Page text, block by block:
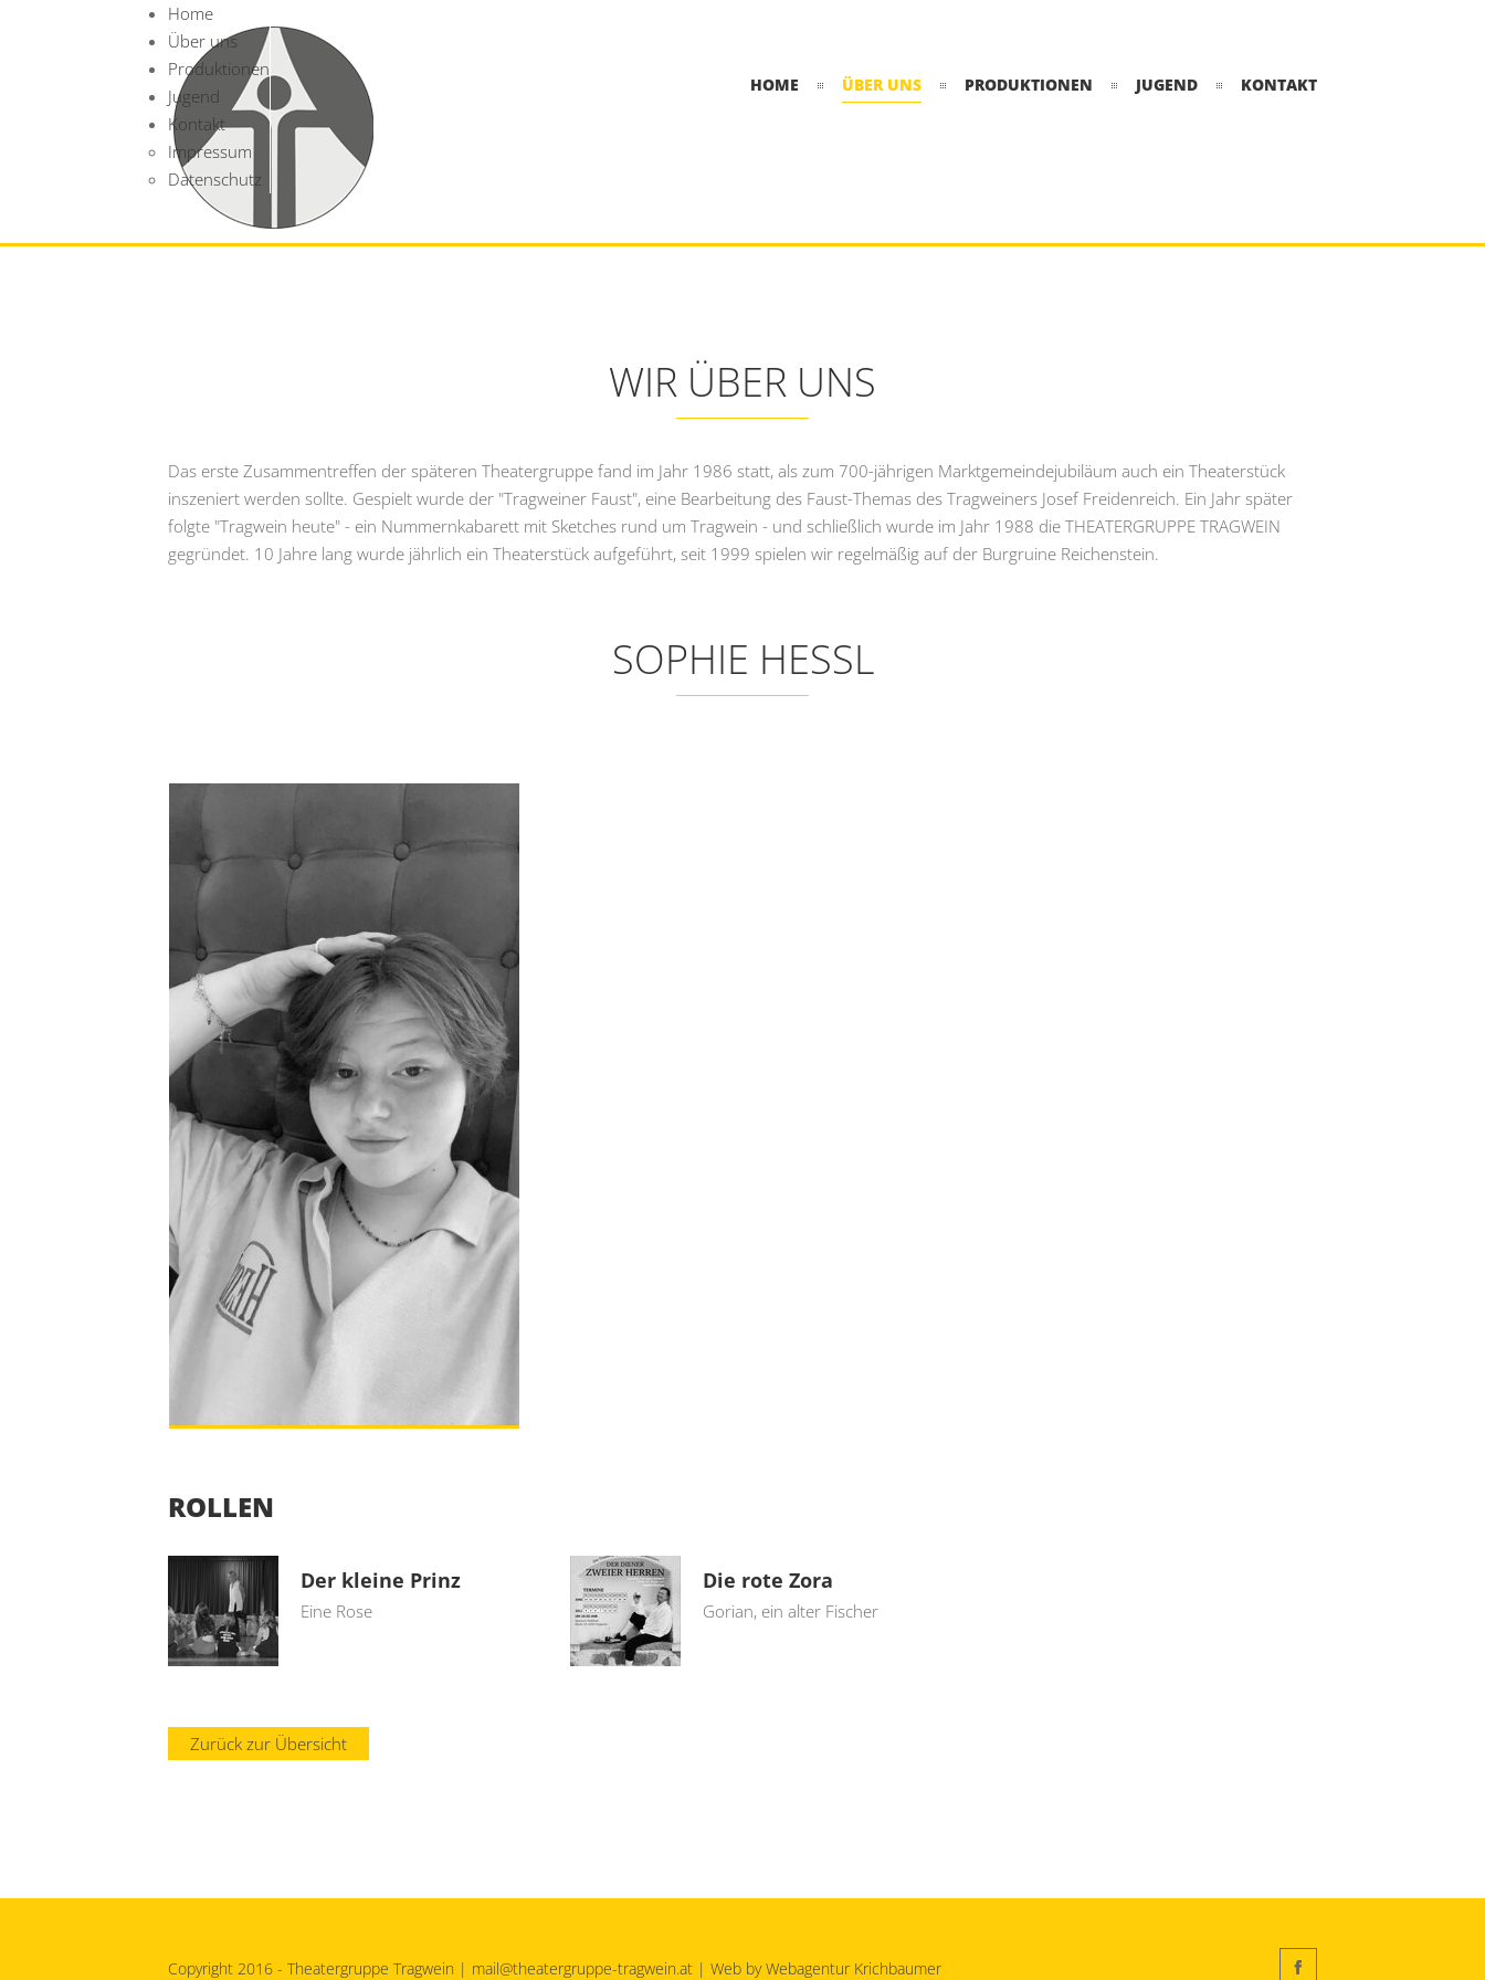
HOME ÜBER UNS PRODUKTIONEN JUGEND KONTAKT
Home
Über uns
Produktionen
Jugend
Kontakt
Impressum
Datenschutz
WIR ÜBER UNS
Das erste Zusammentreffen der späteren Theatergruppe fand im Jahr 1986 statt, als zum 700-jährigen Marktgemeindejubiläum auch ein Theaterstück
inszeniert werden sollte. Gespielt wurde der "Tragweiner Faust", eine Bearbeitung des Faust-Themas des Tragweiners Josef Freidenreich. Ein Jahr später
folgte "Tragwein heute" - ein Nummernkabarett mit Sketches rund um Tragwein - und schließlich wurde im Jahr 1988 die THEATERGRUPPE TRAGWEIN
gegründet. 10 Jahre lang wurde jährlich ein Theaterstück aufgeführt, seit 1999 spielen wir regelmäßig auf der Burgruine Reichenstein.
SOPHIE HESSL
ROLLEN
Der kleine Prinz
Eine Rose
Die rote Zora
Gorian, ein alter Fischer
Zurück zur Übersicht
Copyright 2016 - Theatergruppe Tragwein | mail@theatergruppe-tragwein.at | Web byWebagentur Krichbaumer